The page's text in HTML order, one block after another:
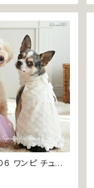
ワンピ チュー
ー 女の子 犬
服 ペット dog